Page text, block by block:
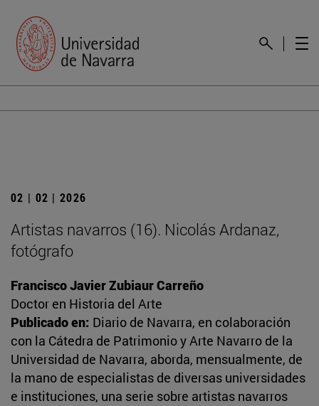
02 | 02 | 2026
Artistas navarros (16). Nicolás Ardanaz,
fotógrafo
Francisco Javier Zubiaur Carreño
Doctor en Historia del Arte
Publicado en: Diario de Navarra, en colaboración
con la Cátedra de Patrimonio y Arte Navarro de la
Universidad de Navarra, aborda, mensualmente, de
la mano de especialistas de diversas universidades
e instituciones, una serie sobre artistas navarros